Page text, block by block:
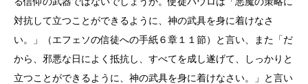
対抗して立つことができるように、神の武具を身に着けなさ
い。」（エフェソの信徒への手紙６章１１節）と言い、また「だ
から、邪悪な日によく抵抗し、すべてを成し遂げて、しっかりと
立つことができるように、神の武具を身に着けなさい。」と言い